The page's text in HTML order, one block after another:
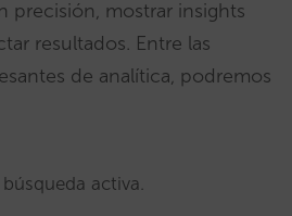
precisión, mostrar insights
resultados. Entre las
de analítica, podremos
activa.